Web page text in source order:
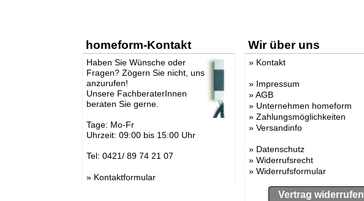
homeform-Kontakt
Haben Sie Wünsche oder
Fragen? Zögern Sie nicht, uns
anzurufen!
Unsere FachberaterInnen
beraten Sie gerne.
Tage: Mo-Fr
Uhrzeit: 09:00 bis 15:00 Uhr
Tel: 0421/ 89 74 21 07
» Kontaktformular
Wir über uns
» Kontakt
» Impressum
»AGB
» Unternehmen homeform
» Zahlungsmöglichkeiten
» Versandinfo
» Datenschutz
» Widerrufsrecht
» Widerrufsformular
Vertrag widerrufen